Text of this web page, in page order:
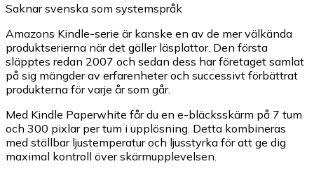
Saknar svenska som systemspråk
Amazons Kindle-serie är kanske en av de mer välkända
produktserierna när det gäller läsplattor. Den första
släpptes redan 2007 och sedan dess har företaget samlat
på sig mängder av erfarenheter och successivt förbättrat
produkterna för varje år som går.
Med Kindle Paperwhite får du en e-bläcksskärm på 7 tum
och 300 pixlar per tum i upplösning. Detta kombineras
med ställbar ljustemperatur och ljusstyrka för att ge dig
maximal kontroll över skärmupplevelsen.